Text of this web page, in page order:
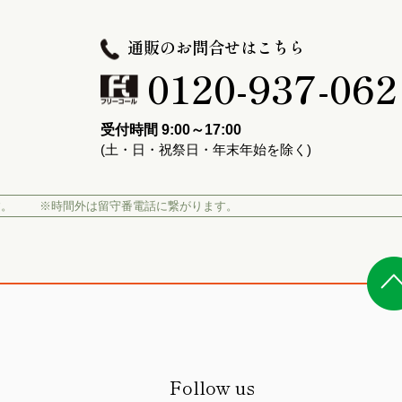
通販のお問合せはこちら
0120-937-062
受付時間 9:00～17:00
(土・日・祝祭日・年末年始を除く)
※時間外は留守番電話に繋がります。
Follow us